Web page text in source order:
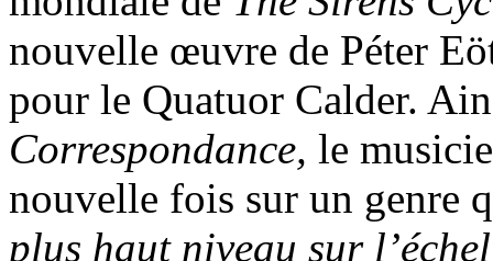
nouvelle œuvre de Péter
pour le Quatuor Calder.
Correspondance, le
nouvelle fois sur un genre
plus haut niveau sur